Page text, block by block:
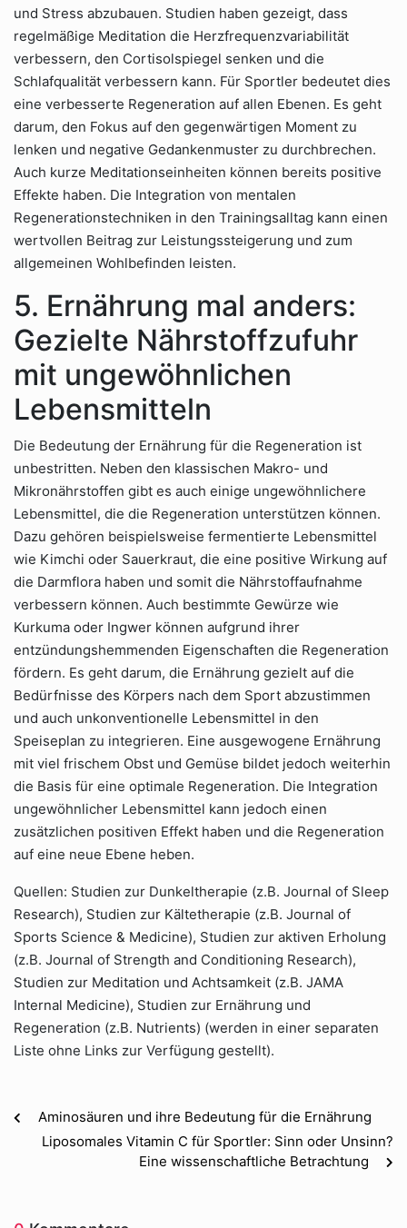
und Stress abzubauen. Studien haben gezeigt, dass
regelmäßige Meditation die Herzfrequenzvariabilität
verbessern, den Cortisolspiegel senken und die
Schlafqualität verbessern kann. Für Sportler bedeutet dies
eine verbesserte Regeneration auf allen Ebenen. Es geht
darum, den Fokus auf den gegenwärtigen Moment zu
lenken und negative Gedankenmuster zu durchbrechen.
Auch kurze Meditationseinheiten können bereits positive
Effekte haben. Die Integration von mentalen
Regenerationstechniken in den Trainingsalltag kann einen
wertvollen Beitrag zur Leistungssteigerung und zum
allgemeinen Wohlbefinden leisten.
5. Ernährung mal anders:
Gezielte Nährstoffzufuhr
mit ungewöhnlichen
Lebensmitteln
Die Bedeutung der Ernährung für die Regeneration ist
unbestritten. Neben den klassischen Makro- und
Mikronährstoffen gibt es auch einige ungewöhnlichere
Lebensmittel, die die Regeneration unterstützen können.
Dazu gehören beispielsweise fermentierte Lebensmittel
wie Kimchi oder Sauerkraut, die eine positive Wirkung auf
die Darmflora haben und somit die Nährstoffaufnahme
verbessern können. Auch bestimmte Gewürze wie
Kurkuma oder Ingwer können aufgrund ihrer
entzündungshemmenden Eigenschaften die Regeneration
fördern. Es geht darum, die Ernährung gezielt auf die
Bedürfnisse des Körpers nach dem Sport abzustimmen
und auch unkonventionelle Lebensmittel in den
Speiseplan zu integrieren. Eine ausgewogene Ernährung
mit viel frischem Obst und Gemüse bildet jedoch weiterhin
die Basis für eine optimale Regeneration. Die Integration
ungewöhnlicher Lebensmittel kann jedoch einen
zusätzlichen positiven Effekt haben und die Regeneration
auf eine neue Ebene heben.
Quellen: Studien zur Dunkeltherapie (z.B. Journal of Sleep
Research), Studien zur Kältetherapie (z.B. Journal of
Sports Science & Medicine), Studien zur aktiven Erholung
(z.B. Journal of Strength and Conditioning Research),
Studien zur Meditation und Achtsamkeit (z.B. JAMA
Internal Medicine), Studien zur Ernährung und
Regeneration (z.B. Nutrients) (werden in einer separaten
Liste ohne Links zur Verfügung gestellt).
Aminosäuren und ihre Bedeutung für die Ernährung
Liposomales Vitamin C für Sportler: Sinn oder Unsinn?
Eine wissenschaftliche Betrachtung